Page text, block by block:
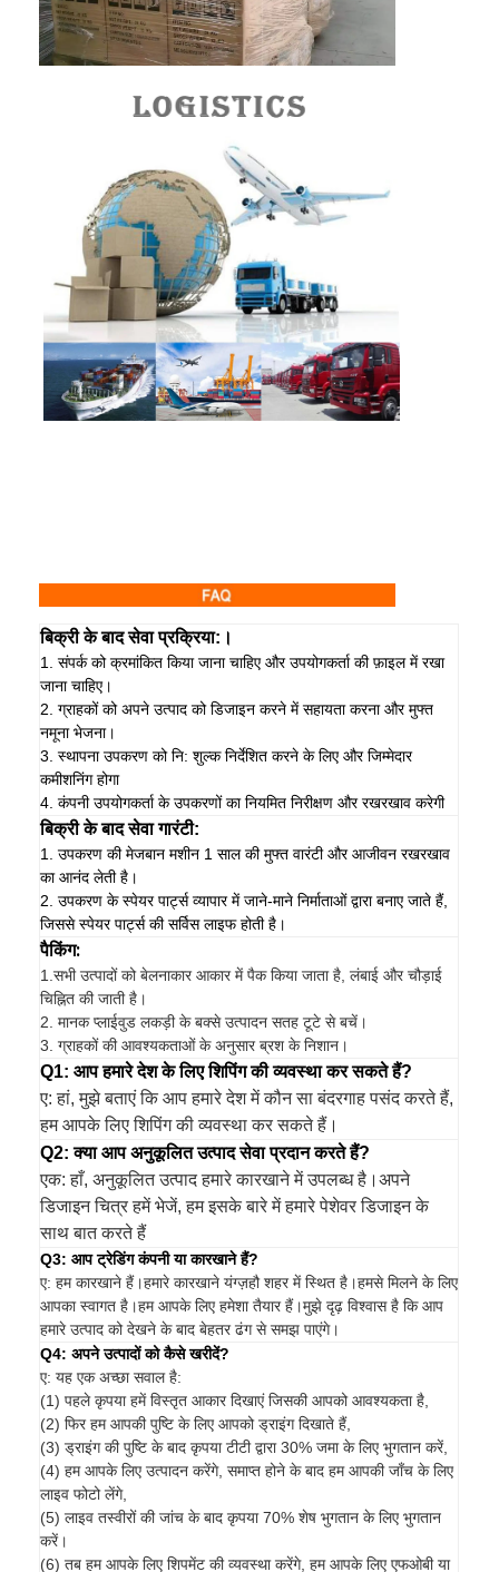
बिक्री के बाद सेवा प्रक्रिया:।
1. संपर्क को क्रमांकित किया जाना चाहिए और उपयोगकर्ता की फ़ाइल में रखा
जाना चाहिए।
2. ग्राहकों को अपने उत्पाद को डिजाइन करने में सहायता करना और मुफ्त
नमूना भेजना।
3. स्थापना उपकरण को नि: शुल्क निर्देशित करने के लिए और जिम्मेदार
कमीशनिंग होगा
4. कंपनी उपयोगकर्ता के उपकरणों का नियमित निरीक्षण और रखरखाव करेगी
बिक्री के बाद सेवा गारंटी:
1. उपकरण की मेजबान मशीन 1 साल की मुफ्त वारंटी और आजीवन रखरखाव
का आनंद लेती है।
2. उपकरण के स्पेयर पार्ट्स व्यापार में जाने-माने निर्माताओं द्वारा बनाए जाते हैं,
जिससे स्पेयर पार्ट्स की सर्विस लाइफ होती है।
पैकिंग:
1.सभी उत्पादों को बेलनाकार आकार में पैक किया जाता है, लंबाई और चौड़ाई
चिह्नित की जाती है।
2. मानक प्लाईवुड लकड़ी के बक्से उत्पादन सतह टूटे से बचें।
3. ग्राहकों की आवश्यकताओं के अनुसार ब्रश के निशान।
Q1: आप हमारे देश के लिए शिपिंग की व्यवस्था कर सकते हैं?
ए: हां, मुझे बताएं कि आप हमारे देश में कौन सा बंदरगाह पसंद करते हैं,
हम आपके लिए शिपिंग की व्यवस्था कर सकते हैं।
Q2: क्या आप अनुकूलित उत्पाद सेवा प्रदान करते हैं?
एक: हाँ, अनुकूलित उत्पाद हमारे कारखाने में उपलब्ध है।अपने
डिजाइन चित्र हमें भेजें, हम इसके बारे में हमारे पेशेवर डिजाइन के
साथ बात करते हैं
Q3: आप ट्रेडिंग कंपनी या कारखाने हैं?
ए: हम कारखाने हैं।हमारे कारखाने यंग्ज़हौ शहर में स्थित है।हमसे मिलने के लिए
आपका स्वागत है।हम आपके लिए हमेशा तैयार हैं।मुझे दृढ़ विश्वास है कि आप
हमारे उत्पाद को देखने के बाद बेहतर ढंग से समझ पाएंगे।
Q4: अपने उत्पादों को कैसे खरीदें?
ए: यह एक अच्छा सवाल है:
(1) पहले कृपया हमें विस्तृत आकार दिखाएं जिसकी आपको आवश्यकता है,
(2) फिर हम आपकी पुष्टि के लिए आपको ड्राइंग दिखाते हैं,
(3) ड्राइंग की पुष्टि के बाद कृपया टीटी द्वारा 30% जमा के लिए भुगतान करें,
(4) हम आपके लिए उत्पादन करेंगे, समाप्त होने के बाद हम आपकी जाँच के लिए
लाइव फोटो लेंगे,
(5) लाइव तस्वीरों की जांच के बाद कृपया 70% शेष भुगतान के लिए भुगतान
करें।
(6) तब हम आपके लिए शिपमेंट की व्यवस्था करेंगे, हम आपके लिए एफओबी या